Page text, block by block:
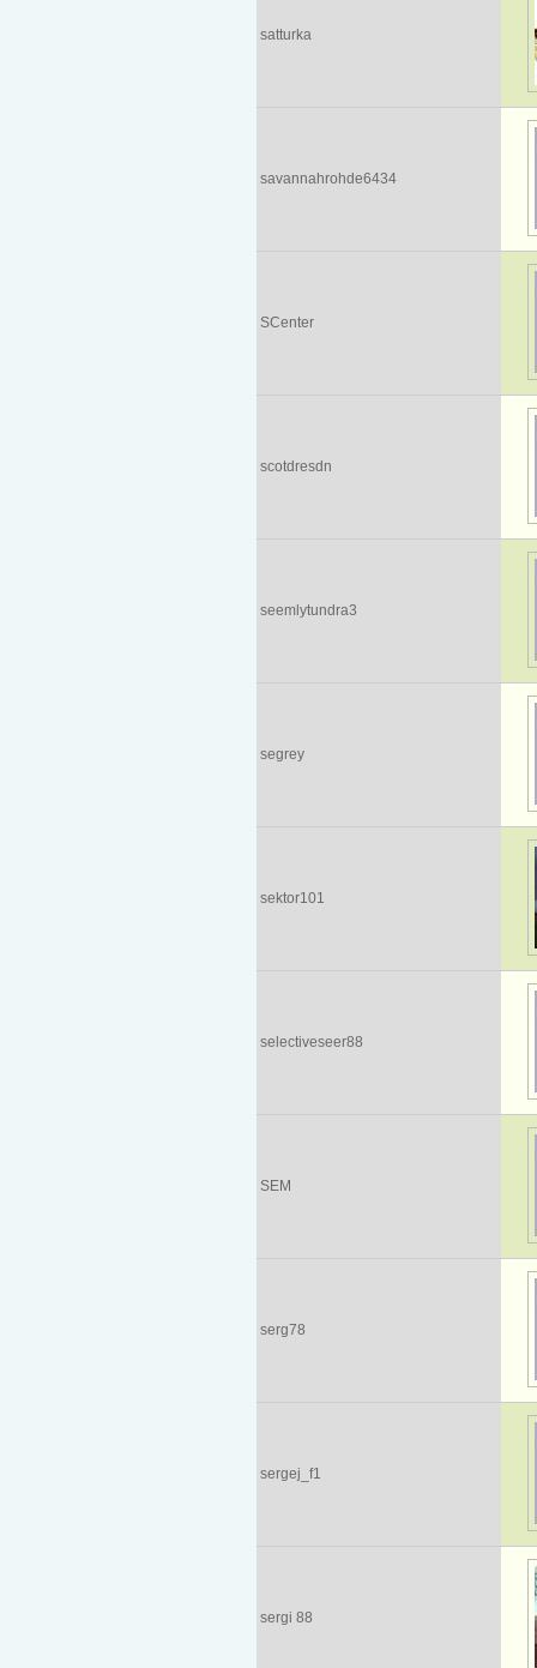
satturka
savannahrohde6434
SCenter
scotdresdn
seemlytundra3
segrey
sektor101
selectiveseer88
SEM
serg78
sergej_f1
sergi 88